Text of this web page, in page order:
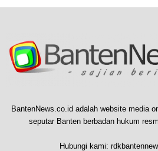
BantenNews.co.id adalah website media
seputar Banten berbadan hukum
Hubungi kami: